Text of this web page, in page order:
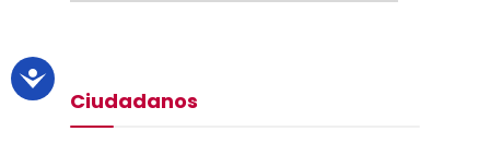
Ciudadanos